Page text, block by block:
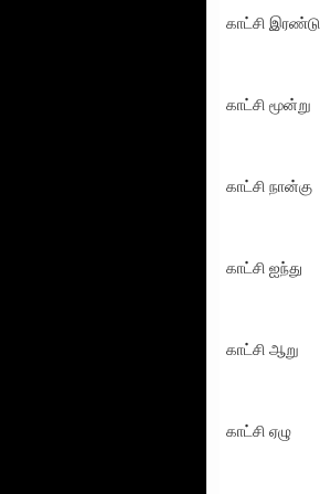
காட்சி இரண்டு
காட்சி மூன்று
காட்சி நான்கு
காட்சி ஐந்து
காட்சி ஆறு
காட்சி ஏழு